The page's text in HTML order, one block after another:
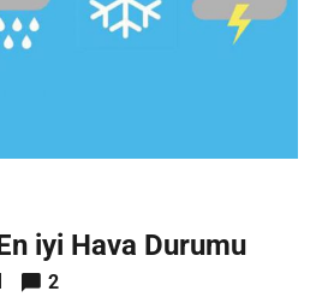
iyi Hava Durumu
2